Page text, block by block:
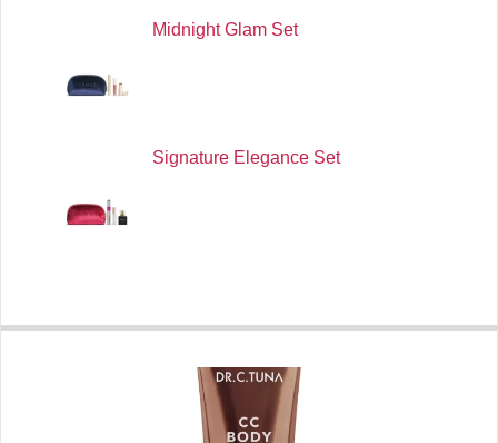
Midnight Glam Set
Signature Elegance Set